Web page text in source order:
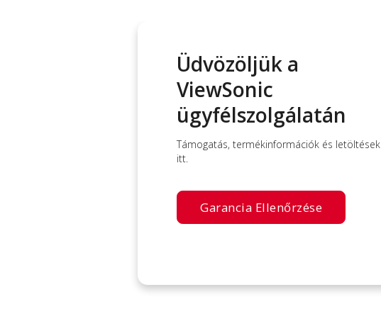
Üdvözöljük a
ViewSonic
ügyfélszolgálatán
Támogatás, termékinformációk és letöltések
itt.
Garancia Ellenőrzése